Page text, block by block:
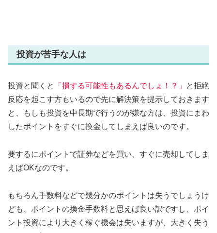
投資が苦手な人は
投資と聞くと 「損する可能性もあるんでしょ！？」
と拒絶
反応を起こす方もいるので先に解決策を提示しておきます
と、もしも投資を中長期で行うのが嫌な方は、投資にまわ
したポイントをすぐに換金してしまえば良いのです。
要するにポイントで証券などを買い、すぐに売却してしま
えばOKなのです。
もちろん手数料などで幾分かのポイントは失うでしょうけ
ども、ポイントの換金手数料と思えば良い訳ですし、ポイ
ント投資により大きく稼ぐ機会は失いますが、大きく失う